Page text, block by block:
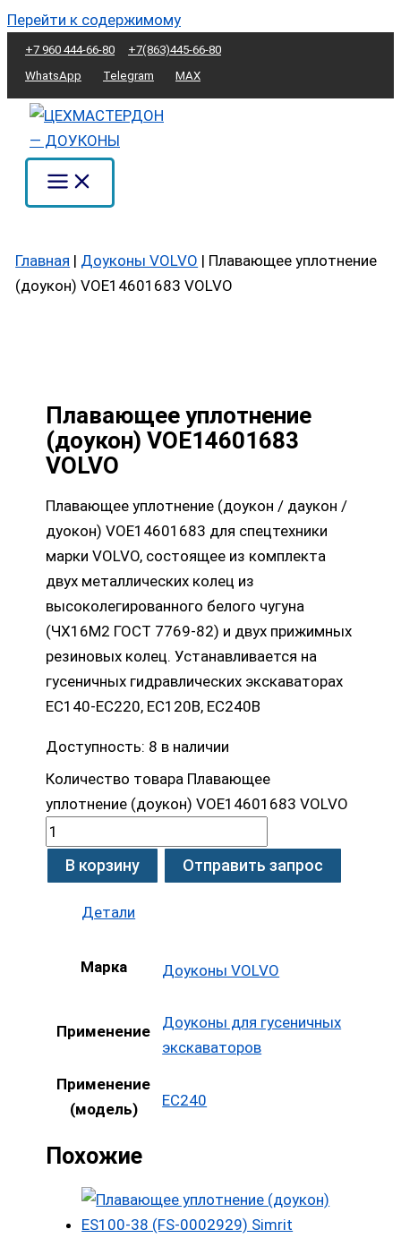
Перейти к содержимому
+7 960 444-66-80
+7(863)445-66-80
WhatsApp
Telegram MAX
Главная | Доуконы VOLVO | Плавающее уплотнение
(доукон) VOE14601683 VOLVO
Плавающее уплотнение
(доукон) VOE14601683
VOLVO
Плавающее уплотнение (доукон / даукон /
дуокон) VOE14601683 для спецтехники
марки VOLVO, состоящее из комплекта
двух металлических колец из
высоколегированного белого чугуна
(ЧХ16М2 ГОСТ 7769-82) и двух прижимных
резиновых колец. Устанавливается на
гусеничных гидравлических экскаваторах
EC140-EC220, EC120B, EC240B
Доступность: 8 в наличии
Количество товара Плавающее
уплотнение (доукон) VOE14601683 VOLVO
В корзину Отправить запрос
Детали
Марка Доуконы VOLVO
Применение
Доуконы для гусеничных
экскаваторов
Применение
(модель)
EC240
Похожие